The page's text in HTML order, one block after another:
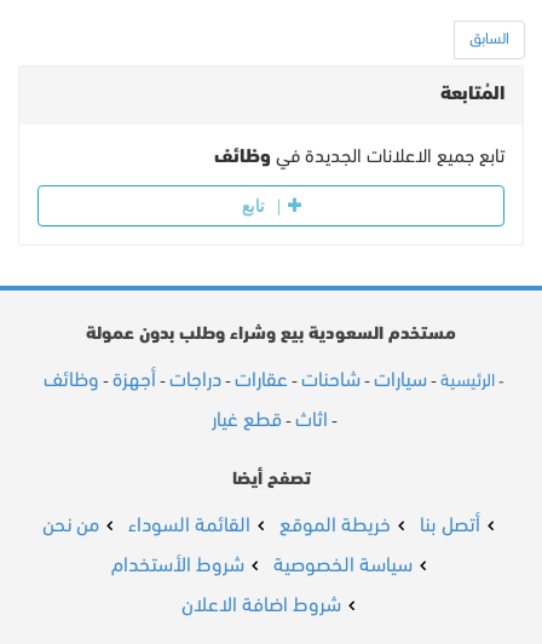
السابق
المُتابعة
تابع جميع الاعلانات الجديدة في وظائف
تابع
مستخدم السعودية بيع وشراء وطلب بدون عمولة
- الرئيسية - سيارات - شاحنات - عقارات - دراجات - أجهزة - وظائف
- اثاث -قطع غيار
تصفح أيضا
أتصل بنا خريطة الموقع القائمة السوداء
من نحن
سياسة الخصوصية
شروط الأستخدام
شروط اضافة الاعلان